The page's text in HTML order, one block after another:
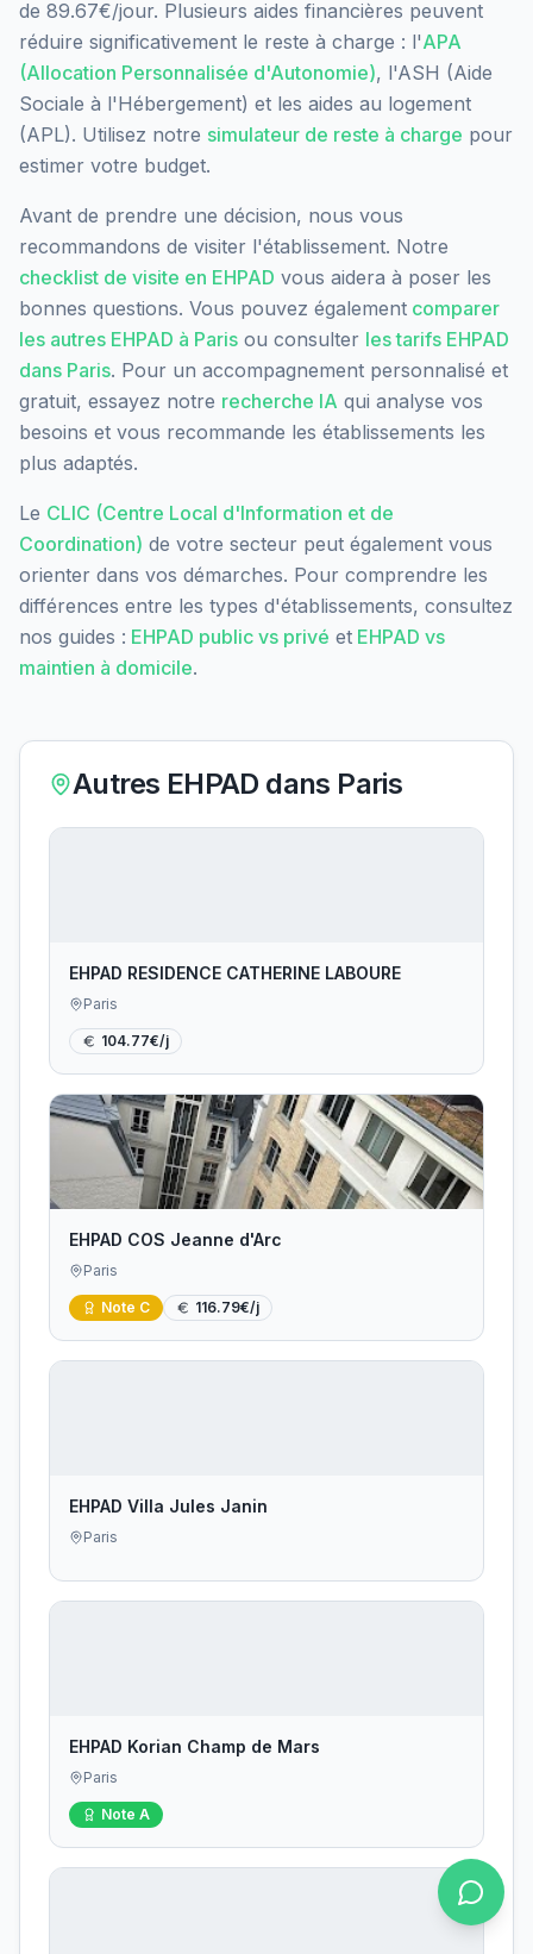
de 89.67€/jour. Plusieurs aides financières peuvent
réduire significativement le reste à charge : l'APA
(Allocation Personnalisée d'Autonomie), l'ASH (Aide
Sociale à l'Hébergement) et les aides au logement
(APL). Utilisez notre simulateur de reste à charge pour
estimer votre budget.
Avant de prendre une décision, nous vous
recommandons de visiter l'établissement. Notre
checklist de visite en EHPAD vous aidera à poser les
bonnes questions. Vous pouvez également comparer
les autres EHPAD à Paris ou consulter les tarifs EHPAD
dans Paris. Pour un accompagnement personnalisé et
gratuit, essayez notre recherche IA qui analyse vos
besoins et vous recommande les établissements les
plus adaptés.
Le CLIC (Centre Local d'Information et de
Coordination) de votre secteur peut également vous
orienter dans vos démarches. Pour comprendre les
différences entre les types d'établissements, consultez
nos guides : EHPAD public vs privé et EHPAD vs
maintien à domicile.
Autres EHPAD dans Paris
EHPAD RESIDENCE CATHERINE LABOURE
Paris
104.77€/j
EHPAD COS Jeanne d'Arc
Paris
Note C 116.79€/j
EHPAD Villa Jules Janin
Paris
EHPAD Korian Champ de Mars
Paris
Note A